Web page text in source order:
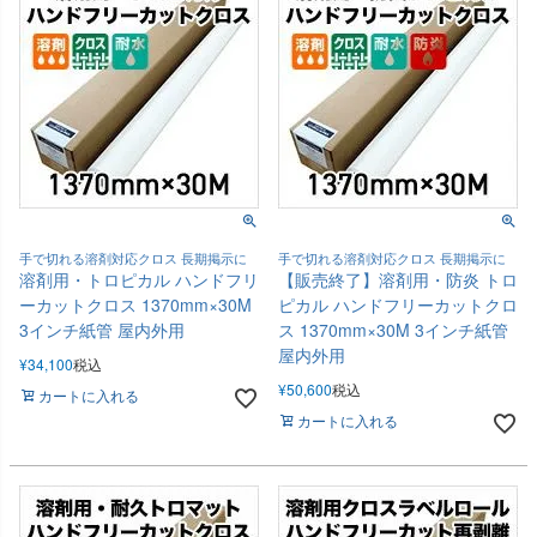
手で切れる溶剤対応クロス 長期掲示に
溶剤用・トロピカル ハンドフリ
ーカットクロス 1370mm×30M
3インチ紙管 屋内外用
¥34,100税込
カートに入れる
手で切れる溶剤対応クロス 長期掲示に
【販売終了】溶剤用・防炎 トロ
ピカル ハンドフリーカットクロ
ス 1370mm×30M 3インチ紙管
屋内外用
¥50,600税込
カートに入れる